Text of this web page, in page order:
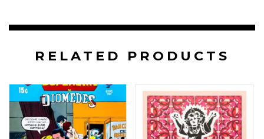
RELATED PRODUCTS
70 × 50 cm 50 × 50 cm